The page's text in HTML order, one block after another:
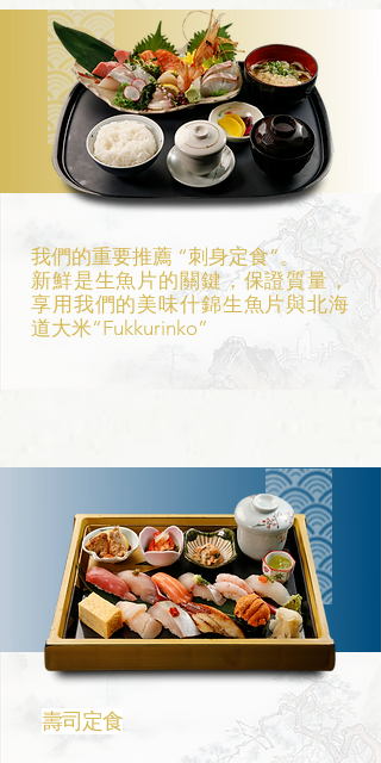
我們的重要推薦 “刺身定食”。
新鮮是生魚片的關鍵，保證質量，
享用我們的美味什錦生魚片與北海
道大米“Fukkurinko”
壽司定食